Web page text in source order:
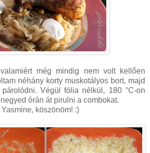
még mindig nem volt kellően
néhány korty muskotályos bort, majd
párolódni. Végül fólia nélkül, 180 °C-on
órán át pirulni a combokat.
köszönöm! :)